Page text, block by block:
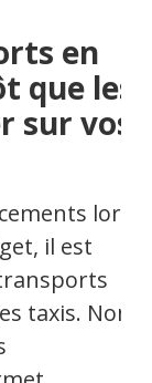
en
que les
sur vos
lors
il est
taxis. Non